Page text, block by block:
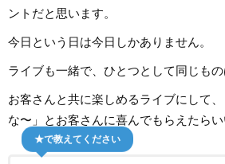
ントだと思います。
今日という日は今日しかありません。
ライブも一緒で、ひとつとして同じもの
お客さんと共に楽しめるライブにして
な〜」とお客さんに喜んでもらえたらい
★で教えてください